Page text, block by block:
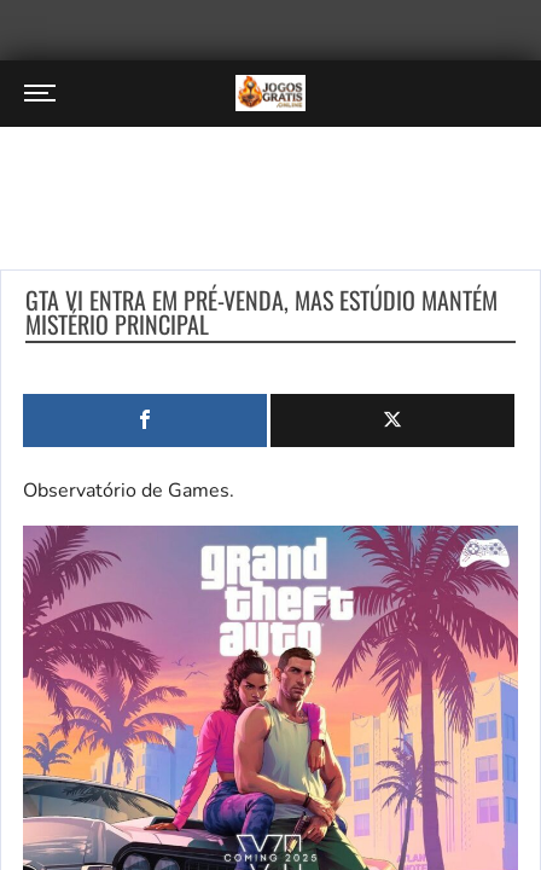
GTA VI ENTRA EM PRÉ-VENDA, MAS ESTÚDIO MANTÉM
MISTÉRIO PRINCIPAL
Observatório de Games.